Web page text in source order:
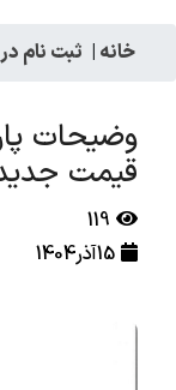
خانه | ثبت نام
وضیحات
قیمت
119
15آذر1404